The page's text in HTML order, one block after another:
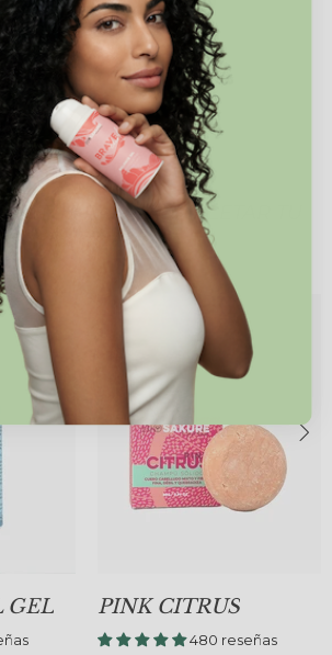
PARA COMPLETAR TU
RUTINA
BRAVE CURL GEL
526 reseñas